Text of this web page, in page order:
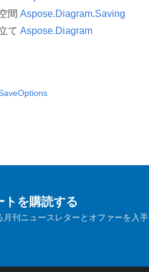
間 Aspose.Diagram.Saving
て Aspose.Diagram
を購読する
刊ニュースレターとオファーを入手